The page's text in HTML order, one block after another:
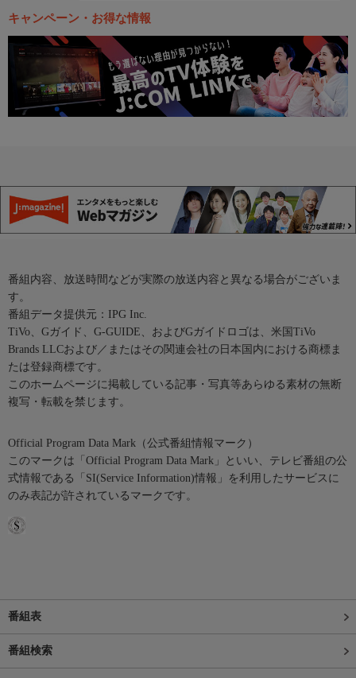
キャンペーン・お得な情報
番組内容、放送時間などが実際の放送内容と異なる場合がございま
す。
番組データ提供元：IPG Inc.
TiVo、Gガイド、G-GUIDE、およびGガイドロゴは、米国TiVo
Brands LLCおよび／またはその関連会社の日本国内における商標ま
たは登録商標です。
このホームページに掲載している記事・写真等あらゆる素材の無断
複写・転載を禁じます。
Official Program Data Mark（公式番組情報マーク）
このマークは「Official Program Data Mark」といい、テレビ番組の公
式情報である「SI(Service Information)情報」を利用したサービスに
のみ表記が許されているマークです。
番組表
番組検索